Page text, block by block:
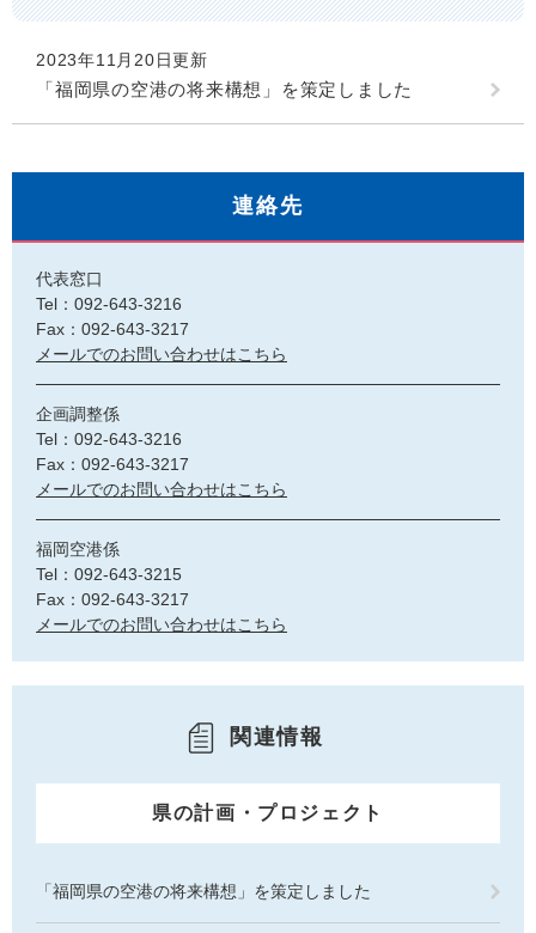
2023年11月20日更新
「福岡県の空港の将来構想」を策定しました
連絡先
代表窓口
Tel：092-643-3216
Fax：092-643-3217
メールでのお問い合わせはこちら
企画調整係
Tel：092-643-3216
Fax：092-643-3217
メールでのお問い合わせはこちら
福岡空港係
Tel：092-643-3215
Fax：092-643-3217
メールでのお問い合わせはこちら
関連情報
県の計画・プロジェクト
「福岡県の空港の将来構想」を策定しました